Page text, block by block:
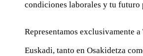
condiciones laborales y tu futuro
Representamos exclusivamente a
Euskadi, tanto en Osakidetza